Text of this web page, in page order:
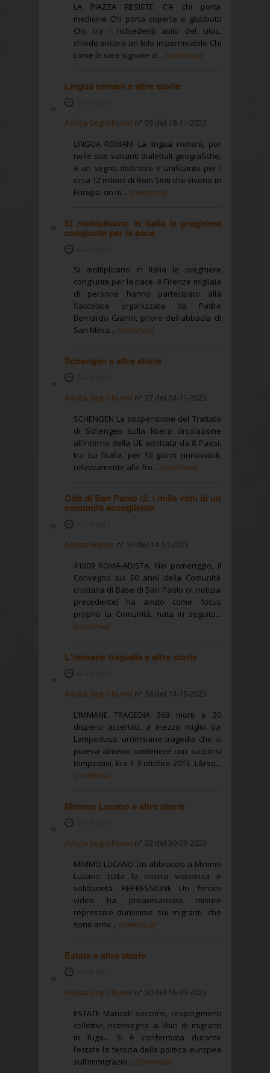
LA PIAZZA RESISTE C’è chi porta
medicine Chi porta coperte e giubbotti
Chi, tra i richiedenti asilo del silos,
chiede ancora un telo impermeabile Chi
come le care signore di... (continua)
Lingua romanì e altre storie
Adista Segni Nuovi n° 39 del 18-11-2023
LINGUA ROMANÌ La lingua romanì, pur
nelle sue varianti dialettali geografiche,
è un segno distintivo e unificante per i
circa 12 milioni di Rom Sinti che vivono in
Europa, un m... (continua)
Si moltiplicano in Italia le preghiere
congiunte per la pace
Si moltiplicano in Italia le preghiere
congiunte per la pace. A Firenze migliaia
di persone hanno partecipato alla
fiaccolata organizzata da Padre
Bernardo Gianni, priore dell'abbazia di
San Minia... (continua)
Schengen e altre storie
Adista Segni Nuovi n° 37 del 04-11-2023
SCHENGEN La sospensione del Trattato
di Schengen sulla libera circolazione
all’interno della UE adottata da 8 Paesi,
tra cui l’Italia, per 10 giorni rinnovabili,
relativamente alla fro... (continua)
Cdb di San Paolo /2: i mille volti di un
comunità accogliente
Adista Notizie n° 34 del 14-10-2023
41609 ROMA-ADISTA. Nel pomeriggio, il
Convegno sui 50 anni della Comunità
cristiana di Base di San Paolo (v. notizia
precedente) ha avuto come focus
proprio la Comunità, nata in seguito...
(continua)
L'immane tragedia e altre storie
Adista Segni Nuovi n° 34 del 14-10-2023
L’IMMANE TRAGEDIA 368 morti e 20
dispersi accertati, a mezzo miglio da
Lampedusa, un’immane tragedia che si
poteva almeno contenere con soccorsi
tempestivi. Era il 3 ottobre 2013. L&rsq...
(continua)
Mimmo Lucano e altre storie
Adista Segni Nuovi n° 32 del 30-09-2023
MIMMO LUCANO Un abbraccio a Mimmo
Lucano: tutta la nostra vicinanza e
solidarietà. REPRESSIONE Un feroce
video ha preannunciato misure
repressive durissime sui migranti, che
sono arriv... (continua)
Estate e altre storie
Adista Segni Nuovi n° 30 del 16-09-2023
ESTATE Mancati soccorsi, respingimenti
collettivi, riconsegna ai libici di migranti
in fuga... Si è confermata durante
l’estate la ferocia della politica europea
sull’immigrazio... (continua)